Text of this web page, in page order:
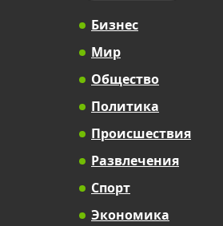
Бизнес
Мир
Общество
Политика
Происшествия
Развлечения
Спорт
Экономика